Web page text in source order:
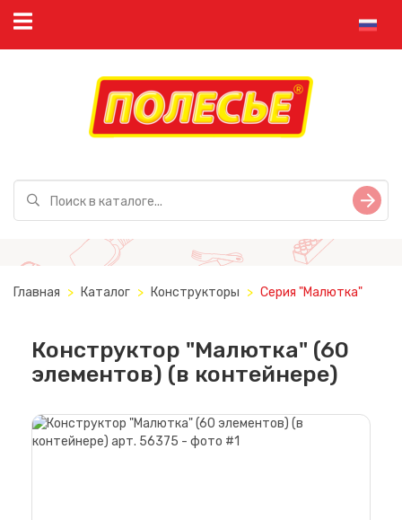
Главная Каталог Конструкторы Серия "Малютка"
Конструктор "Малютка" (60
элементов) (в контейнере)